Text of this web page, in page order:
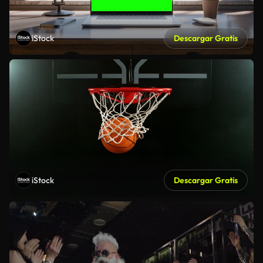
iStock Descargar Gratis
iStock Descargar Gratis